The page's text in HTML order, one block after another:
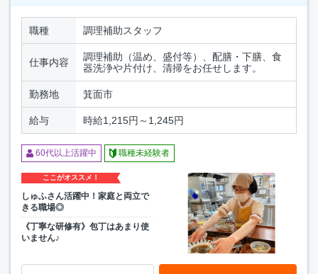
職種 調理補助スタッフ
仕事内容
調理補助（温め、盛付等）、配膳・下膳、食
器洗浄や片付け、清掃をお任せします。
勤務地 箕面市
給与 時給1,215円～1,245円
60代以上活躍中 職種未経験者
ここがオススメ！
しゅふさん活躍中！家庭と両立で
きる職場◎
《丁寧な研修有》包丁はあまり使
いません♪